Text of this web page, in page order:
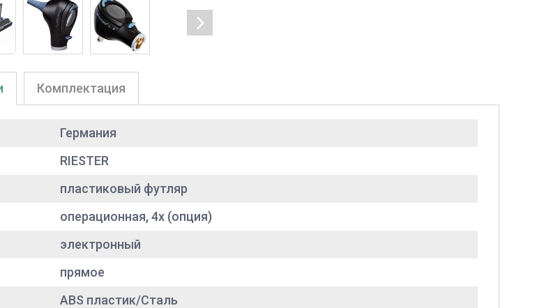
Германия
RIESTER
пластиковый футляр
операционная, 4х (опция)
электронный
прямое
ABS пластик/Сталь
Комплектация